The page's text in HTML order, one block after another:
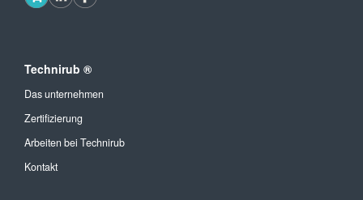
Technirub ®
Das unternehmen
Zertifizierung
Arbeiten bei Technirub
Kontakt